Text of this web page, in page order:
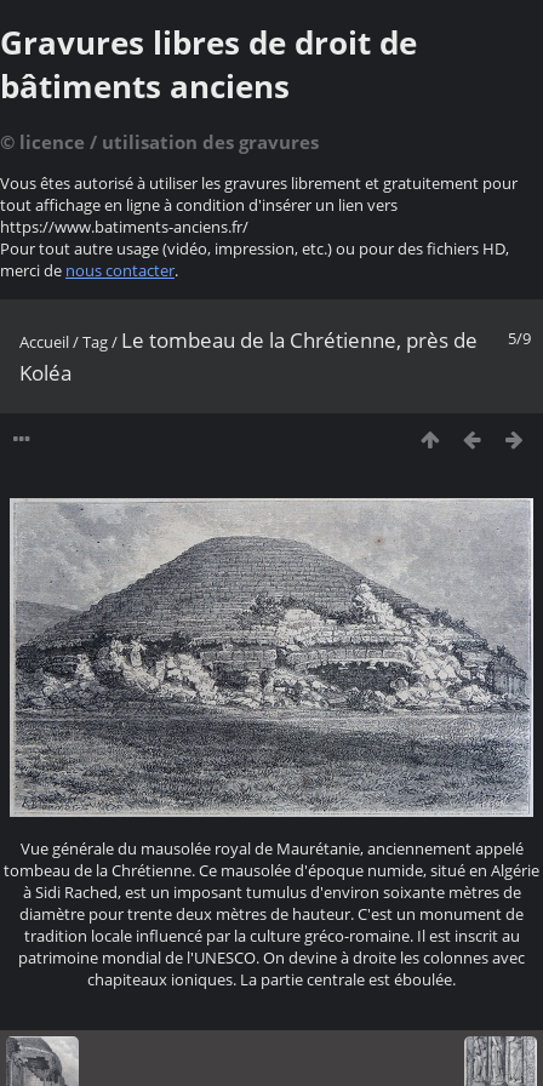
Gravures libres de droit de
bâtiments anciens
© licence / utilisation des gravures
Vous êtes autorisé à utiliser les gravures librement et gratuitement pour
tout affichage en ligne à condition d'insérer un lien vers
https://www.batiments-anciens.fr/
Pour tout autre usage (vidéo, impression, etc.) ou pour des fichiers HD,
merci de nous contacter.
5/9
Accueil/Tag/ Le tombeau de la Chrétienne, près de
Koléa
Vue générale du mausolée royal de Maurétanie, anciennement appelé
tombeau de la Chrétienne. Ce mausolée d'époque numide, situé en Algérie
à Sidi Rached, est un imposant tumulus d'environ soixante mètres de
diamètre pour trente deux mètres de hauteur. C'est un monument de
tradition locale influencé par la culture gréco-romaine. Il est inscrit au
patrimoine mondial de l'UNESCO. On devine à droite les colonnes avec
chapiteaux ioniques. La partie centrale est éboulée.